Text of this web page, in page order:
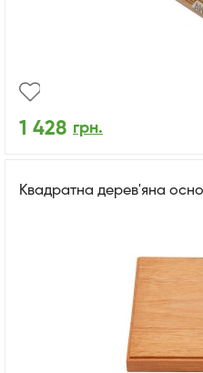
1 428 грн.
Квадратна дерев'яна